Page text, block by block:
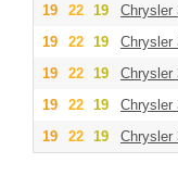
19
22 19 Chrysler
19
22 19 Chrysler
19
22 19 Chrysler
19
22 19 Chrysler
19
22 19 Chrysler